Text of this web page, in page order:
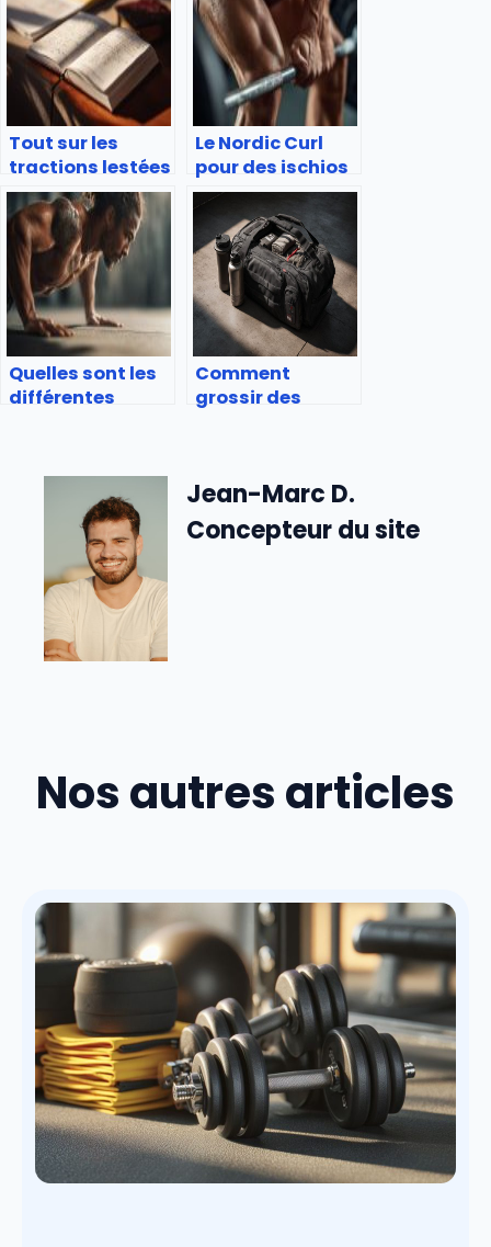
Tout sur les
tractions lestées
: avantages
exécution et
alternatives
Le Nordic Curl
pour des ischios
solides au poids
du corps
Quelles sont les
différentes
Comment
grossir des
Jean-Marc D.
Concepteur du site
Nos autres articles